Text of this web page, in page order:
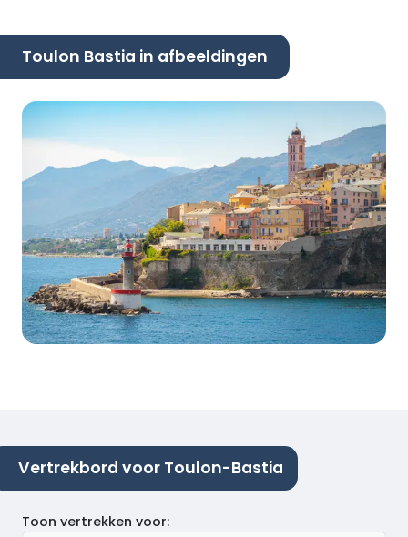
Toulon Bastia in afbeeldingen
Vertrekbord voor Toulon-Bastia
Toon vertrekken voor: